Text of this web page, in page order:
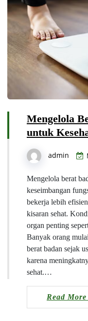
Mengelola
untuk
admin
Mengelola berat
keseimbangan
bekerja lebih
kisaran sehat.
organ penting
Banyak orang
berat badan sejak
karena
sehat.…
Read More